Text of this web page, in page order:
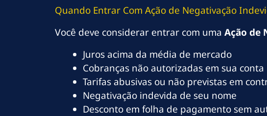
Quando Entrar Com Ação de Negativação
Você deve considerar entrar com uma Ação de
Juros acima da média de mercado
Cobranças não autorizadas em sua conta
Tarifas abusivas ou não previstas em
Negativação indevida de seu nome
Desconto em folha de pagamento sem